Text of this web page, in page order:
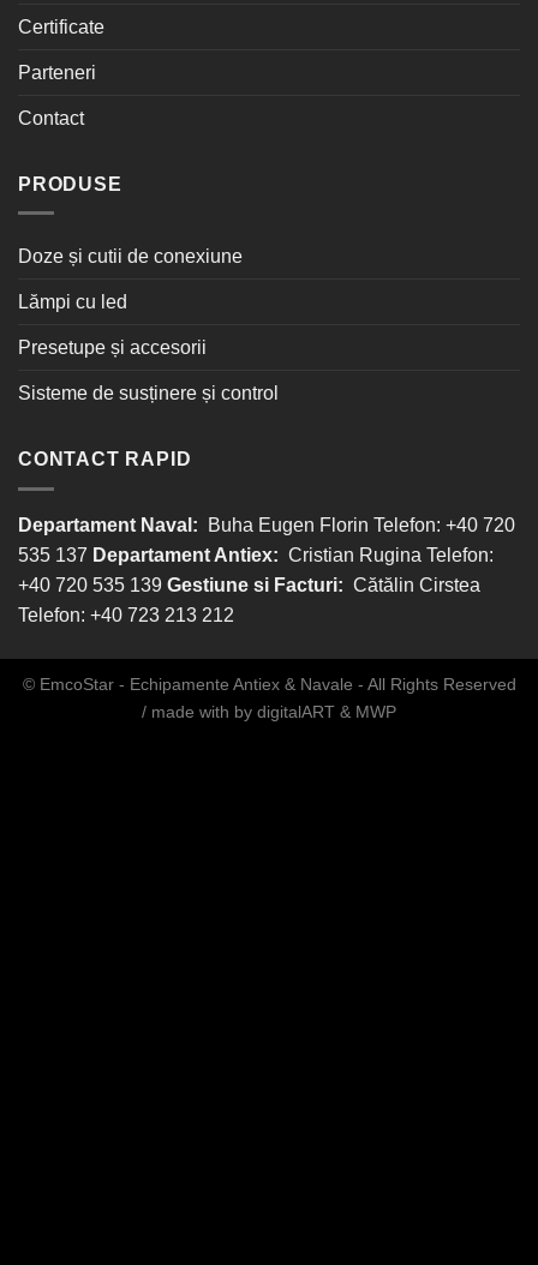
Certificate
Parteneri
Contact
PRODUSE
Doze și cutii de conexiune
Lămpi cu led
Presetupe și accesorii
Sisteme de susținere și control
CONTACT RAPID
Departament Naval:
Buha Eugen Florin Telefon: +40 720
535 137 Departament Antiex: Cristian Rugina Telefon:
+40 720 535 139 Gestiune si Facturi: Cătălin Cirstea
Telefon: +40 723 213 212
© EmcoStar - Echipamente Antiex & Navale - All Rights Reserved
/ made with by digitalART & MWP